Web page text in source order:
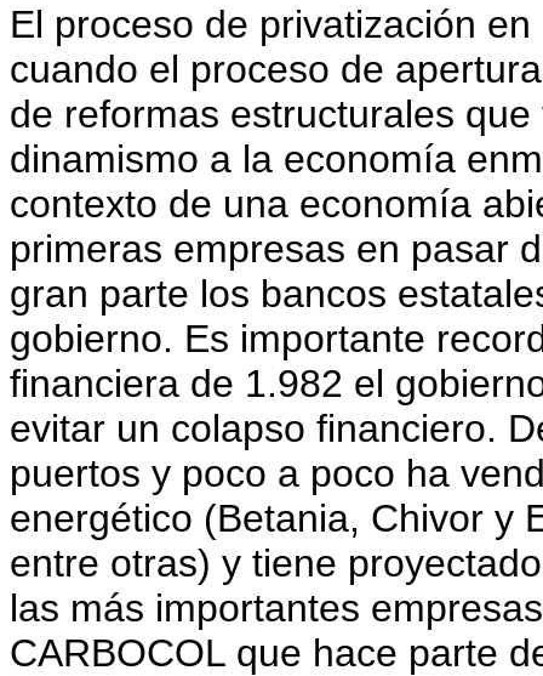
El proceso de privatización
cuando el proceso de
de reformas estructurales
dinamismo a la economía
contexto de una economía
primeras empresas en pasar
gran parte los bancos
gobierno. Es importante
financiera de 1.982 el
evitar un colapso financiero.
puertos y poco a poco ha
energético (Betania, Chivor y
entre otras) y tiene
las más importantes
CARBOCOL que hace parte